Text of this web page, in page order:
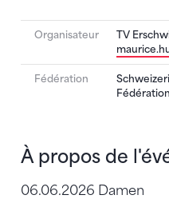
Organisateur
TV
Fédération
À propos de
06.06.2026 Damen